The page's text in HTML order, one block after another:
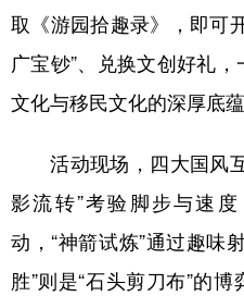
取《游园拾趣录》，即可
广宝钞”、兑换文创好礼
文化与移民文化的深厚底蕴
活动现场，四大国风互
影流转”考验脚步与速
动，“神箭试炼”通过趣味
胜”则是“石头剪刀布”的